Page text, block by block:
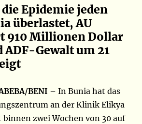
Epidemie jeden
überlastet, AU
910 Millionen Dollar
ADF-Gewalt um 21
BENI – In Bunia hat das
an der Klinik Elikya
binnen zwei Wochen von 30 auf